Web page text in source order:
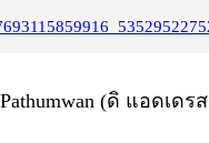
Pathumwan (ดิ แอดเดรส